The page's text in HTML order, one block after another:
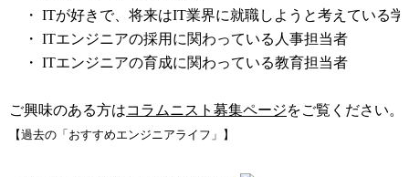
・ ITが好きで、将来はIT業界に就職しようと考えている学
・ ITエンジニアの採用に関わっている人事担当者
・ ITエンジニアの育成に関わっている教育担当者
ご興味のある方はコラムニスト募集ページをご覧ください。
【過去の「おすすめエンジニアライフ」】